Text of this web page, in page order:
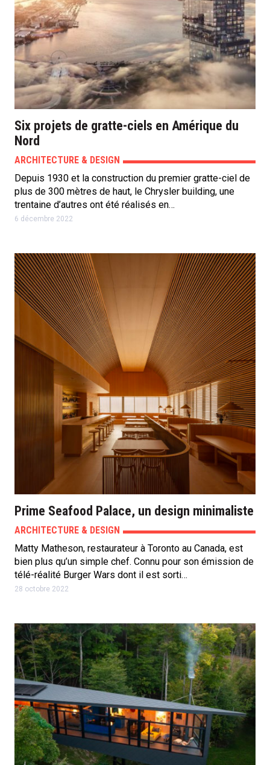
Six projets de gratte-ciels en Amérique du
Nord
ARCHITECTURE & DESIGN
Depuis 1930 et la construction du premier gratte-ciel de
plus de 300 mètres de haut, le Chrysler building, une
trentaine d’autres ont été réalisés en…
6 décembre 2022
Prime Seafood Palace, un design minimaliste
ARCHITECTURE & DESIGN
Matty Matheson, restaurateur à Toronto au Canada, est
bien plus qu’un simple chef. Connu pour son émission de
télé-réalité Burger Wars dont il est sorti…
28 octobre 2022